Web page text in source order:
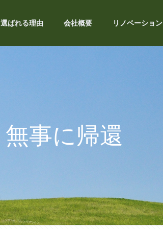
選ばれる理由 会社概要 リノベーション
無事に帰還